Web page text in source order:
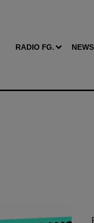
RADIO FG. NEWS